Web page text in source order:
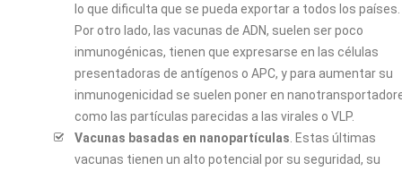
lo que dificulta que se pueda exportar a todos los países.
Por otro lado, las vacunas de ADN, suelen ser poco
inmunogénicas, tienen que expresarse en las células
presentadoras de antígenos o APC, y para aumentar su
inmunogenicidad se suelen poner en
como las partículas parecidas a las virales o VLP.
Vacunas basadas en nanopartículas . Estas últimas
vacunas tienen un alto potencial por su seguridad, su